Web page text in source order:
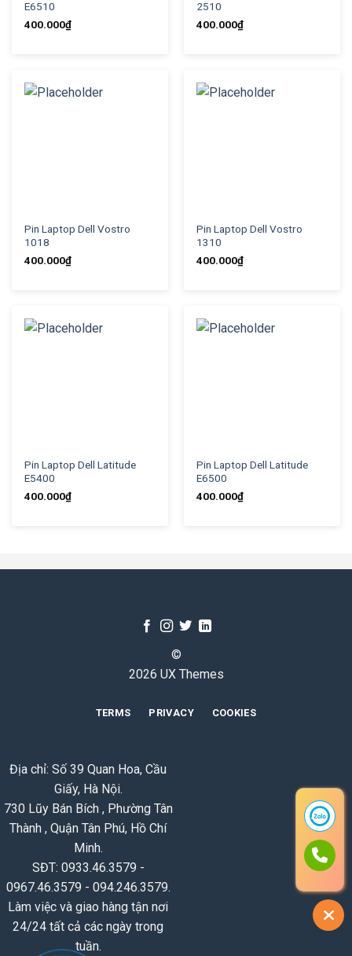
E6510
400.000₫
2510
400.000₫
Pin Laptop Dell Vostro
1018
400.000₫
Pin Laptop Dell Vostro
1310
400.000₫
Pin Laptop Dell Latitude
E5400
400.000₫
Pin Laptop Dell Latitude
E6500
400.000₫
©
2026 UX Themes
TERMS PRIVACY COOKIES
Địa chỉ: Số 39 Quan Hoa, Cầu
Giấy, Hà Nội.
730 Lũy Bán Bích , Phường Tân
Thành , Quận Tân Phú, Hồ Chí
Minh.
SĐT: 0933.46.3579 -
0967.46.3579 - 094.246.3579.
Làm việc và giao hàng tận nơi
24/24 tất cả các ngày trong
tuần.